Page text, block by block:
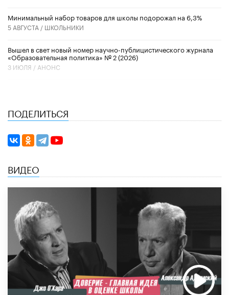
Минимальный набор товаров для школы подорожал на 6,3%
5 АВГУСТА / ШКОЛЬНИКИ
Вышел в свет новый номер научно-публицистического журнала
«Образовательная политика» № 2 (2026)
3 ИЮЛЯ / АНОНС
ПОДЕЛИТЬСЯ
ВИДЕО